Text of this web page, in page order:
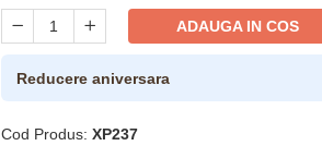
ADAUGA IN COS
Reducere aniversara
Cod Produs: XP237